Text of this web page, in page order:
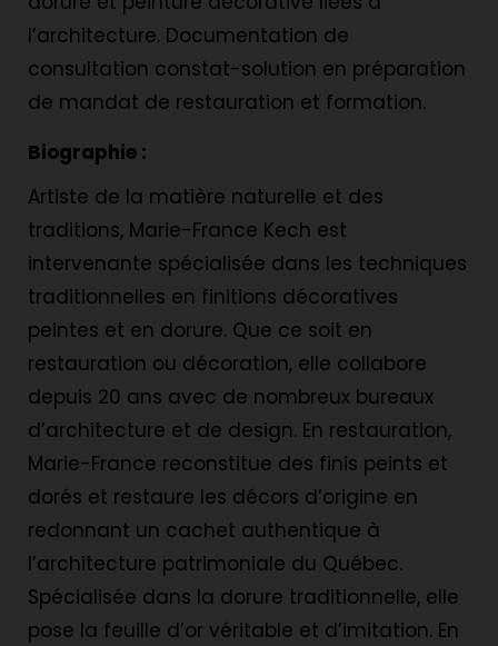
l’architecture. Documentation de
consultation constat-solution en préparation
de mandat de restauration et formation.
Biographie :
Artiste de la matière naturelle et des
traditions, Marie-France Kech est
intervenante spécialisée dans les techniques
traditionnelles en finitions décoratives
peintes et en dorure. Que ce soit en
restauration ou décoration, elle collabore
depuis 20 ans avec de nombreux bureaux
d’architecture et de design. En restauration,
Marie-France reconstitue des finis peints et
dorés et restaure les décors d’origine en
redonnant un cachet authentique à
l’architecture patrimoniale du Québec.
Spécialisée dans la dorure traditionnelle, elle
pose la feuille d’or véritable et d’imitation. En